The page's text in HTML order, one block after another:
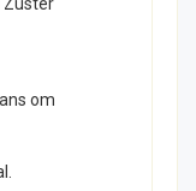
om